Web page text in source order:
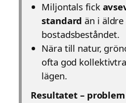
Miljontals fick
standard än i äldre
bostadsbeståndet.
Nära till natur,
ofta god
lägen.
Resultatet – problem